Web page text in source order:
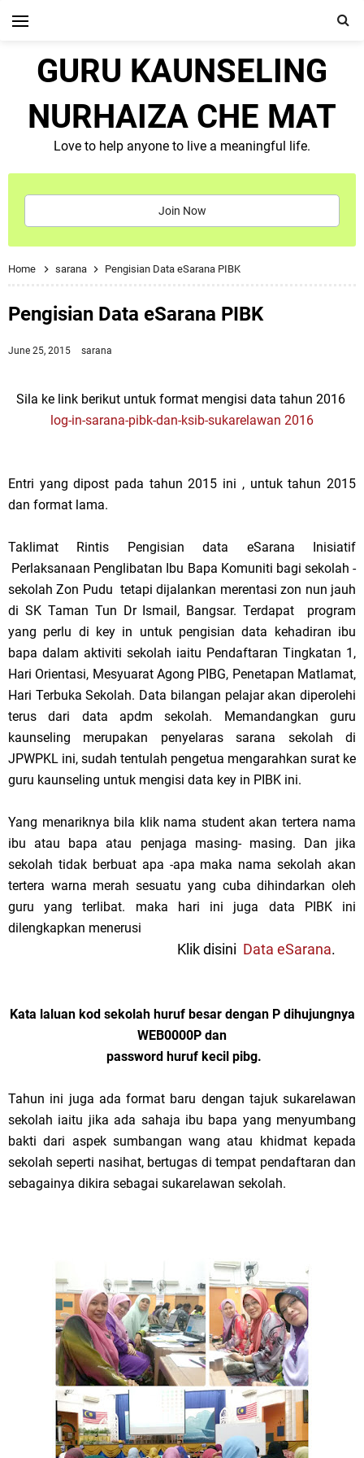
GURU KAUNSELING
NURHAIZA CHE MAT
Love to help anyone to live a meaningful life.
Join Now
Home sarana Pengisian Data eSarana PIBK
Pengisian Data eSarana PIBK
June 25, 2015 sarana
Sila ke link berikut untuk format mengisi data tahun 2016
log-in-sarana-pibk-dan-ksib-sukarelawan 2016
Entri yang dipost pada tahun 2015 ini , untuk tahun 2015
dan format lama.
Taklimat Rintis Pengisian data eSarana Inisiatif
Perlaksanaan Penglibatan Ibu Bapa Komuniti bagi sekolah -
sekolah Zon Pudu tetapi dijalankan merentasi zon nun jauh
di SK Taman Tun Dr Ismail, Bangsar. Terdapat program
yang perlu di key in untuk pengisian data kehadiran ibu
bapa dalam aktiviti sekolah iaitu Pendaftaran Tingkatan 1,
Hari Orientasi, Mesyuarat Agong PIBG, Penetapan Matlamat,
Hari Terbuka Sekolah. Data bilangan pelajar akan diperolehi
terus dari data apdm sekolah. Memandangkan guru
kaunseling merupakan penyelaras sarana sekolah di
JPWPKL ini, sudah tentulah pengetua mengarahkan surat ke
guru kaunseling untuk mengisi data key in PIBK ini.
Yang menariknya bila klik nama student akan tertera nama
ibu atau bapa atau penjaga masing- masing. Dan jika
sekolah tidak berbuat apa -apa maka nama sekolah akan
tertera warna merah sesuatu yang cuba dihindarkan oleh
guru yang terlibat. maka hari ini juga data PIBK ini
dilengkapkan menerusi
Klik disini Data eSarana.
Kata laluan kod sekolah huruf besar dengan P dihujungnya
WEB0000P dan
password huruf kecil pibg.
Tahun ini juga ada format baru dengan tajuk sukarelawan
sekolah iaitu jika ada sahaja ibu bapa yang menyumbang
bakti dari aspek sumbangan wang atau khidmat kepada
sekolah seperti nasihat, bertugas di tempat pendaftaran dan
sebagainya dikira sebagai sukarelawan sekolah.